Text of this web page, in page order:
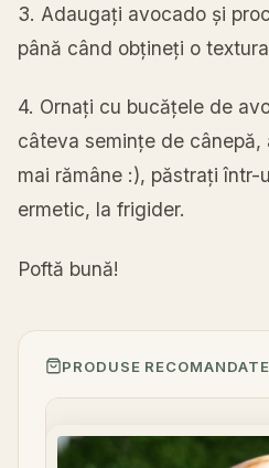
3. Adaugați avocado și
până când obțineți o textura
4. Ornați cu bucățele de
câteva semințe de cânepă,
mai rămâne :), păstrați într-
ermetic, la frigider.
Poftă bună!
PRODUSE RECOMANDATE